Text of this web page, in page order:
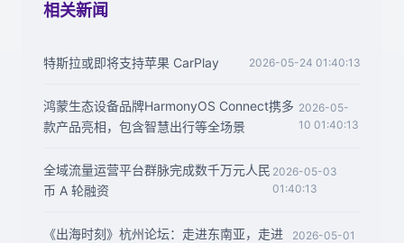
相关新闻
特斯拉或即将支持苹果 CarPlay 2026-05-24 01:40:13
鸿蒙生态设备品牌HarmonyOS Connect携多
款产品亮相，包含智慧出行等全场景
2026-05-
10 01:40:13
全域流量运营平台群脉完成数千万元人民
币 A 轮融资
2026-05-03
01:40:13
《出海时刻》杭州论坛：走进东南亚，走进
2026-05-01